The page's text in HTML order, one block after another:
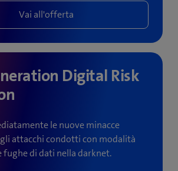
Vai all'offerta
Digital Risk
le nuove minacce
attacchi condotti con modalità
fughe di dati nella darknet.